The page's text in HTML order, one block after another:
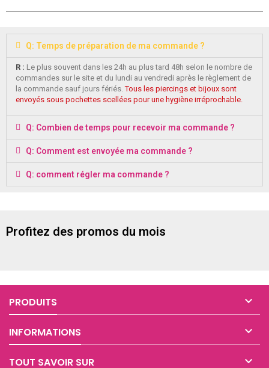
Q: Temps de préparation de ma commande ?
R : Le plus souvent dans les 24h au plus tard 48h selon le nombre de
commandes sur le site et du lundi au vendredi après le règlement de
la commande sauf jours fériés.Tous les piercings et bijoux sont
envoyés sous pochettes scellées pour une hygiène irréprochable.
Q: Combien de temps pour recevoir ma commande ?
Q: Comment est envoyée ma commande ?
Q: comment régler ma commande ?
Profitez des promos du mois
PRODUITS 
INFORMATIONS 
TOUT SAVOIR SUR 